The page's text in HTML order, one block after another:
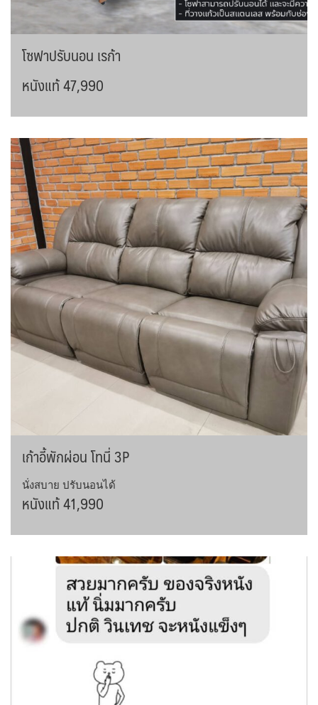
โซฟาปรับนอน เรก้า
หนังแท้ 47,990
เก้าอี้พักผ่อน โทนี่ 3P
นั่งสบาย ปรับนอนได้
หนังแท้ 41,990